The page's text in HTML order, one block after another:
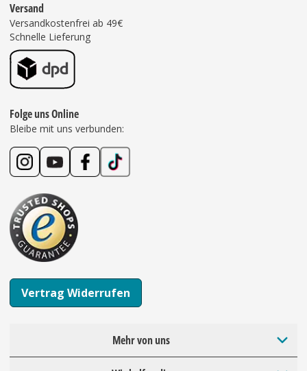
Versand
Versandkostenfrei ab 49€
Schnelle Lieferung
Folge uns Online
Bleibe mit uns verbunden:
Vertrag Widerrufen
Mehr von uns